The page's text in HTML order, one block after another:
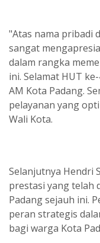
"Atas nama pribadi
sangat
dalam rangka
ini. Selamat HUT
AM Kota Padang.
pelayanan yang
Wali Kota.
Selanjutnya Hendri
prestasi yang telah
Padang sejauh ini.
peran strategis
bagi warga Kota